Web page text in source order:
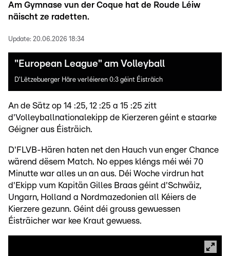
Am Gymnase vun der Coque hat de Roude Léiw
näischt ze radetten.
Update: 20.06.2026 18:34
"European League" am Volleyball
D'Lëtzebuerger Häre verléieren 0:3 géint Éisträich
An de Sätz op 14 :25, 12 :25 a 15 :25 zitt
d'Volleyballnationalekipp de Kierzeren géint e staarke
Géigner aus Éisträich.
D'FLVB-Hären haten net den Hauch vun enger Chance
wärend dësem Match. No eppes kléngs méi wéi 70
Minutte war alles un an aus. Déi Woche virdrun hat
d'Ekipp vum Kapitän Gilles Braas géint d'Schwäiz,
Ungarn, Holland a Nordmazedonien all Kéiers de
Kierzere gezunn. Géint déi grouss gewuessen
Éisträicher war kee Kraut gewuess.